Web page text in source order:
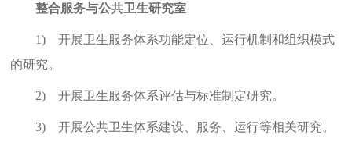
整合服务与公共卫生研究室
1)
开展卫生服务体系功能定位、运行机制和组织模式
的研究。
2) 开展卫生服务体系评估与标准制定研究。
3) 开展公共卫生体系建设、服务、运行等相关研究。